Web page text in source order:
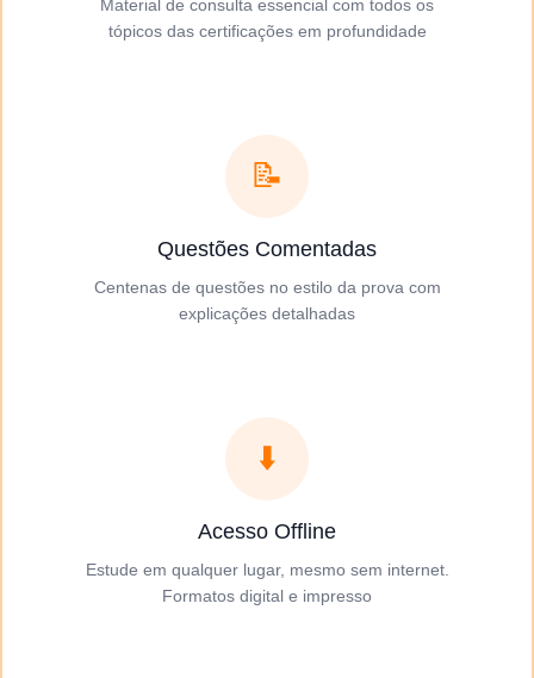
Material de consulta essencial com todos os
tópicos das certificações em profundidade
📝
Questões Comentadas
Centenas de questões no estilo da prova com
explicações detalhadas
⬇️
Acesso Offline
Estude em qualquer lugar, mesmo sem internet.
Formatos digital e impresso